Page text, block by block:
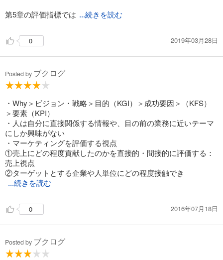
第5章の評価指標では ...続きを読む
0 2019年03月28日
Posted by ブクログ
・Why＞ビジョン・戦略＞目的（KGI）＞成功要因＞（KFS）
＞要素（KPI）
・人は自分に直接関係する情報や、目の前の業務に近いテーマ
にしか興味がない
・マーケティングを評価する視点
①売上にどの程度貢献したのかを直接的・間接的に評価する：
売上視点
②ターゲットとする企業や人単位にどの程度接触でき
...続きを読む
0 2016年07月18日
Posted by ブクログ